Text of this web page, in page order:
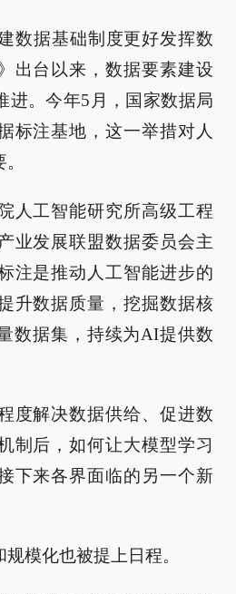
数据基础制度更好发挥数
出台以来，数据要素建设
进。今年5月，国家数据局
标注基地，这一举措对人
人工智能研究所高级工程
业发展联盟数据委员会主
注是推动人工智能进步的
升数据质量，挖掘数据核
数据集，持续为AI提供数
度解决数据供给、促进数
制后，如何让大模型学习
下来各界面临的另一个新
模化也被提上日程。